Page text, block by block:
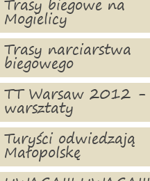
Trasy biegowe na
Mogielicy
Trasy narciarstwa
biegowego
TT Warsaw 2012 -
warsztaty
Turyści odwiedzają
Małopolskę